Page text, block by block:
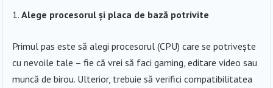
Alege procesorul și placa de bază potrivite
Primul pas este să alegi procesorul (CPU) care se potrivește
cu nevoile tale – fie că vrei să faci gaming, editare video sau
muncă de birou. Ulterior, trebuie să verifici compatibilitatea